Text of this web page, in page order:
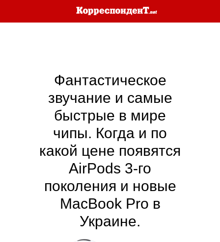
Фантастическое
звучание и самые
быстрые в мире
чипы. Когда и по
какой цене появятся
AirPods 3-го
поколения и новые
MacBook Pro в
Украине.